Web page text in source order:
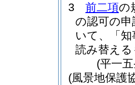
3
前二項の
の認可の
いて、「
読み替え
(平一
(風景地保護